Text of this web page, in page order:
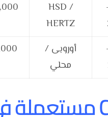
HSD /
HERTZ
أوروبى /
محلي